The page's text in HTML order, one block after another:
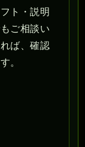
ト・説明
ご相談い
ば、確認
。